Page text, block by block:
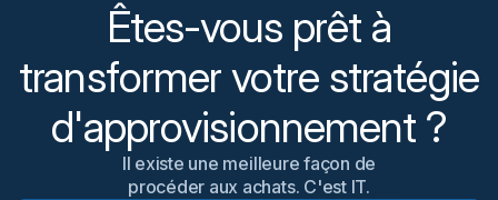
Êtes-vous prêt à
transformer votre stratégie
d'approvisionnement ?
Il existe une meilleure façon de
procéder aux achats. C'est IT.